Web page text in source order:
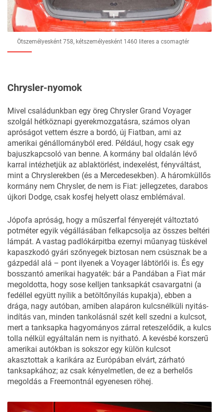
Ötszemélyesként 758, kétszemélyesként 1460 literes a csomagtér
Chrysler-nyomok
Mivel családunkban egy öreg Chrysler Grand Voyager
szolgál hétköznapi gyerekmozgatásra, számos olyan
apróságot vettem észre a bordó, új Fiatban, ami az
amerikai génállományból ered. Például, hogy csak egy
bajuszkapcsoló van benne. A kormány bal oldalán lévő
karral intézhetjük az ablaktörlést, indexelést, fényváltást,
mint a Chryslerekben (és a Mercedesekben). A háromküllős
kormány nem Chrysler, de nem is Fiat: jellegzetes, darabos
újkori Dodge, csak kosfej helyett olasz emblémával.
Jópofa apróság, hogy a műszerfal fényerejét változtató
potméter egyik végállásában felkapcsolja az összes beltéri
lámpát. A vastag padlókárpitba ezernyi műanyag tüskével
kapaszkodó gyári szőnyegek biztosan nem csúsznak be a
gázpedál alá – pont ilyenek a Voyager lábtörlői is. És egy
bosszantó amerikai hagyaték: bár a Pandában a Fiat már
megoldotta, hogy sose kelljen tanksapkát csavargatni (a
fedéllel együtt nyílik a betöltőnyílás kupakja), ebben a
drága, nagy autóban, amiben alapáron kulcsnélküli nyitás-
indítás van, minden tankolásnál szét kell szedni a kulcsot,
mert a tanksapka hagyományos zárral reteszelődik, a kulcs
tolla nélkül egyáltalán nem is nyitható. A kevésbé korszerű
amerikai autókban is sokszor egy külön kulcsot
akasztottak a karikára az Európában elvárt, zárható
tanksapkához; az csak kényelmetlen, de ez a berhelős
megoldás a Freemontnál egyenesen röhej.